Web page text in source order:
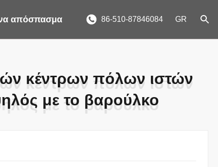
απόσπασμα 86-510-87846084 GR
κέντρων πόλων ιστών
με το βαρούλκο
κέντρων πόλων ιστών
με το βαρούλκο